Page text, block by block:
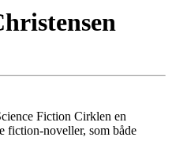
Fiction Cirklen en
fiction-noveller, som både